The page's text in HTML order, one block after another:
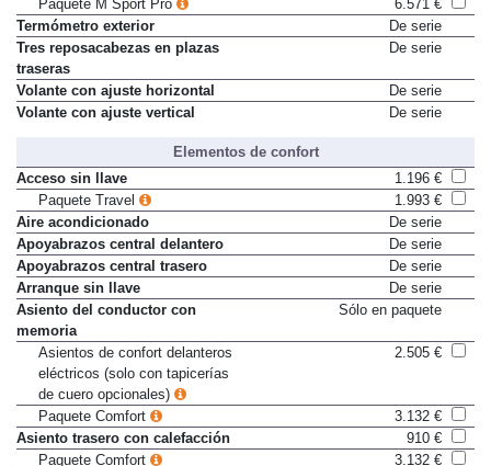
Paquete M Sport Pro
6.571 €
Termómetro exterior
De serie
Tres reposacabezas en plazas
traseras
Volante con ajuste horizontal
De serie
Elementos de confort
Acceso sin llave
1.196 €
Paquete Travel
1.993 €
Aire acondicionado
De serie
Apoyabrazos central delantero
De serie
Apoyabrazos central trasero
De serie
Arranque sin llave
De serie
Asiento del conductor con
memoria
Asientos de confort delanteros
eléctricos (solo con tapicerías
de cuero opcionales)
Paquete Comfort
3.132 €
Asiento trasero con calefacción
910 €